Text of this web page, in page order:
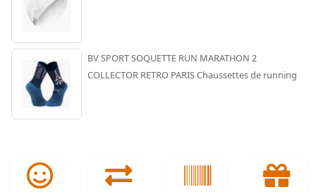
BV SPORT SOQUETTE RUN MARATHON 2
COLLECTOR RETRO PARIS Chaussettes de running